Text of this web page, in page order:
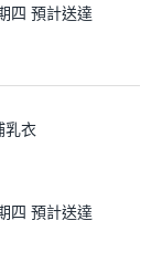
四 預計送達
乳衣
四 預計送達